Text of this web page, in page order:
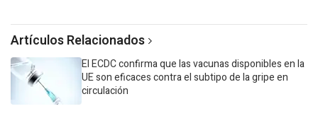
Artículos Relacionados
El ECDC confirma que las vacunas disponibles en la
UE son eficaces contra el subtipo de la gripe en
circulación